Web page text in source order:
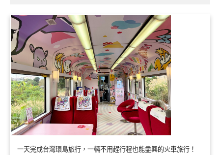
一天完成台灣環島旅行，一輛不用趕行程也能盡興的火車旅行！